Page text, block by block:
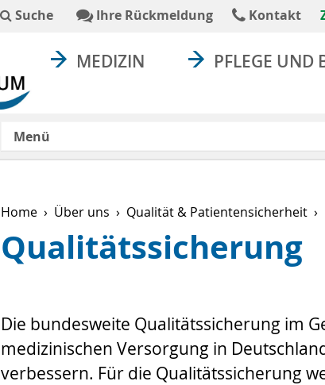
Suche Suchtext absenden
Ihre Rückmeldung Kontakt
MEDIZIN PFLEGE UND
Menü
Home Über uns Qualität & Patientensicherheit
Qualitätssicherung
Die bundesweite Qualitätssicherung im
medizinischen Versorgung in
verbessern. Für die Qualitätssicherung